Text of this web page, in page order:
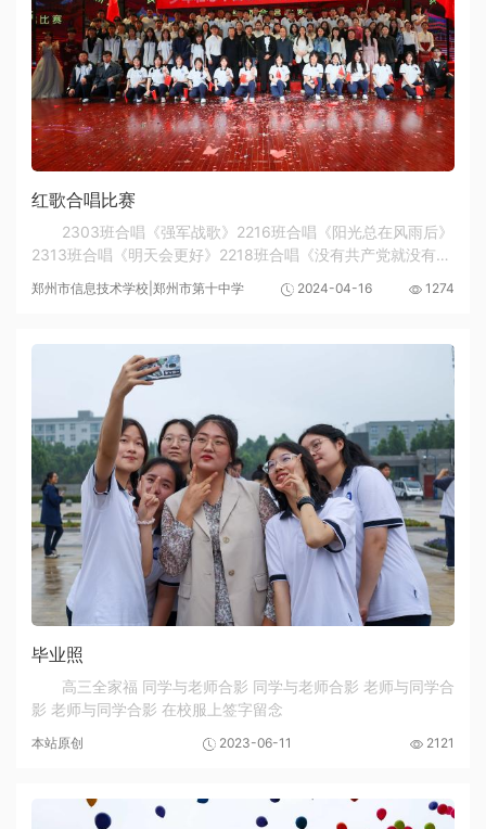
红歌合唱比赛
2303班合唱《强军战歌》2216班合唱《阳光总在风雨后》
2313班合唱《明天会更好》2218班合唱《没有共产党就没有新
中国》2208班合唱《这世界那么多人》2214班合唱《我们走在
大路上》2203班合唱《歌唱祖国》副校长王宏亮...
郑州市信息技术学校|郑州市第十中学 2024-04-16 1274
毕业照
高三全家福 同学与老师合影 同学与老师合影 老师与同学合
影 老师与同学合影 在校服上签字留念
本站原创 2023-06-11 2121